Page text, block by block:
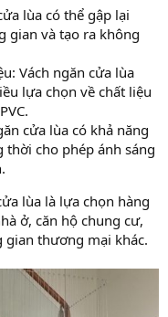
lùa có thể gập lại
gian và tạo ra không
Vách ngăn cửa lùa
lựa chọn về chất liệu
cửa lùa có khả năng
thời cho phép ánh sáng
lùa là lựa chọn hàng
ở, căn hộ chung cư,
gian thương mại khác.